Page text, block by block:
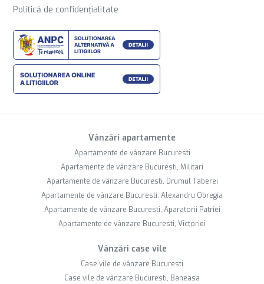
Politică de confidențialitate
Vânzări apartamente
Apartamente de vânzare Bucuresti
Apartamente de vânzare Bucuresti, Militari
Apartamente de vânzare Bucuresti, Drumul Taberei
Apartamente de vânzare Bucuresti, Alexandru Obregia
Apartamente de vânzare Bucuresti, Aparatorii Patriei
Apartamente de vânzare Bucuresti, Victoriei
Vânzări case vile
Case vile de vânzare Bucuresti
Case vile de vânzare Bucuresti, Baneasa